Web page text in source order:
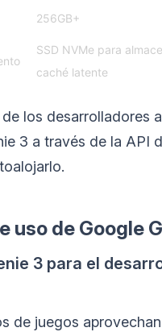
256GB+
SSD NVMe para
caché latente
los desarrolladores
3 a través de la API
uso de Google
3 para el
de juegos